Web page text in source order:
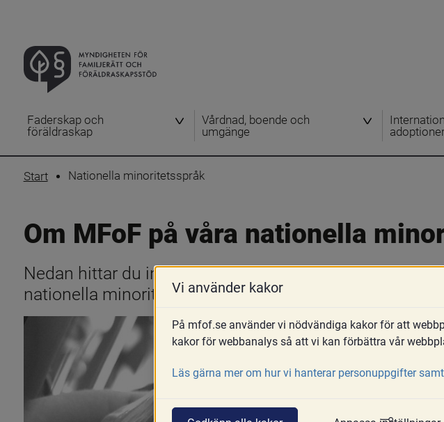
Faderskap och
föräldraskap
Vårdnad, boende och
umgänge
Start Nationella minoritetsspråk
Om MFoF på våra nationella
Nedan hittar du information om vad Myndigheten för
nationella minoritietsspråk.
Vi använder kakor
På mfof.se använder vi nödvändiga kakor för att
kakor för webbanalys så att vi kan förbättra vår
Läs gärna mer om hur vi hanterar personuppgifter